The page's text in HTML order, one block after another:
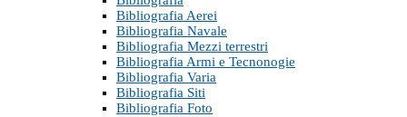
Bibliografia Aerei
Bibliografia Navale
Bibliografia Mezzi terrestri
Bibliografia Armi e Tecnonogie
Bibliografia Varia
Bibliografia Siti
Bibliografia Foto